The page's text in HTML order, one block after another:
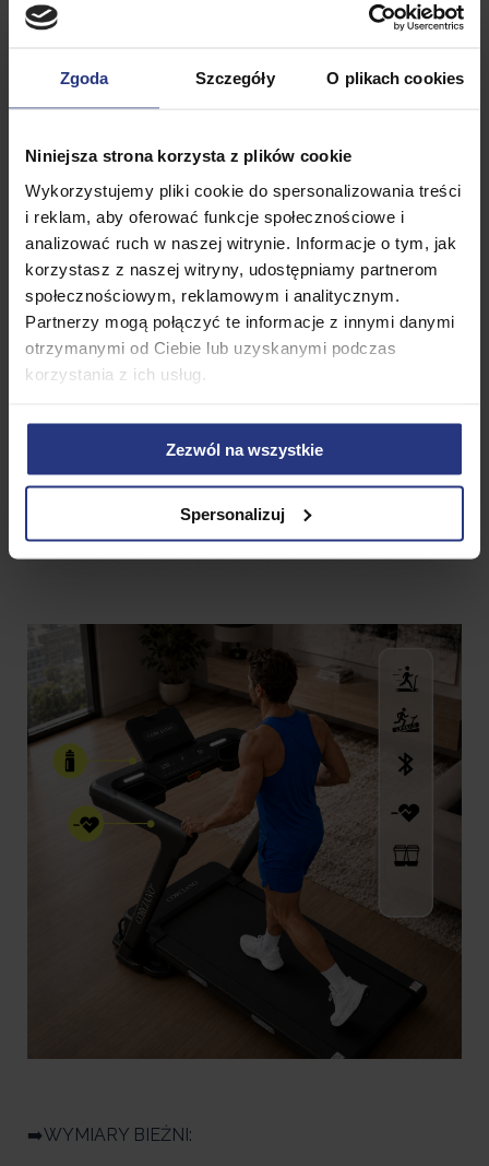
Zgoda Szczegóły O plikach cookies
Niniejsza strona korzysta z plików cookie
Wykorzystujemy pliki cookie do spersonalizowania treści
i reklam, aby oferować funkcje społecznościowe i
analizować ruch w naszej witrynie. Informacje o tym, jak
korzystasz z naszej witryny, udostępniamy partnerom
społecznościowym, reklamowym i analitycznym.
Partnerzy mogą połączyć te informacje z innymi danymi
otrzymanymi od Ciebie lub uzyskanymi podczas
korzystania z ich usług.
Zezwól na wszystkie
Spersonalizuj
✅miejsce na bidon, itp.
➡️WYMIARY BIEŻNI: